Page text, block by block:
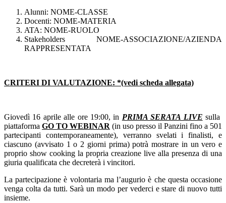
Alunni: NOME-CLASSE
Docenti: NOME-MATERIA
ATA: NOME-RUOLO
Stakeholders NOME-ASSOCIAZIONE/AZIENDA
RAPPRESENTATA
CRITERI DI VALUTAZIONE: *(vedi scheda allegata)
Giovedì 16 aprile alle ore 19:00, in PRIMA SERATA LIVE sulla
piattaforma GO TO WEBINAR (in uso presso il Panzini fino a 501
partecipanti contemporaneamente), verranno svelati i finalisti, e
ciascuno (avvisato 1 o 2 giorni prima) potrà mostrare in un vero e
proprio show cooking la propria creazione live alla presenza di una
giuria qualificata che decreterà i vincitori.
La partecipazione è volontaria ma l’augurio è che questa occasione
venga colta da tutti. Sarà un modo per vederci e stare di nuovo tutti
insieme.